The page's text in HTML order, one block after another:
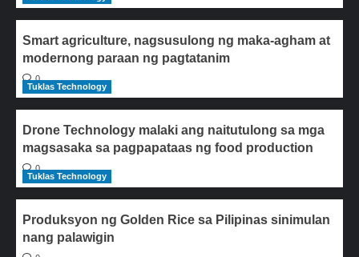
Smart agriculture, nagsusulong ng maka-agham at
modernong paraan ng pagtatanim
0
Tuklas Technology
Drone Technology malaki ang naitutulong sa mga
magsasaka sa pagpapataas ng food production
0
Tuklas Technology
Produksyon ng Golden Rice sa Pilipinas sinimulan
nang palawigin